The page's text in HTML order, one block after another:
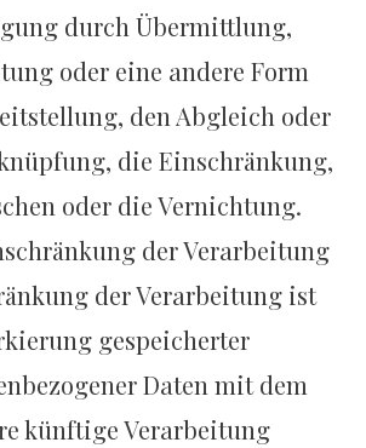
durch Übermittlung,
oder eine andere Form
den Abgleich oder
die Einschränkung,
oder die Vernichtung.
der Verarbeitung
der Verarbeitung ist
gespeicherter
Daten mit dem
künftige Verarbeitung